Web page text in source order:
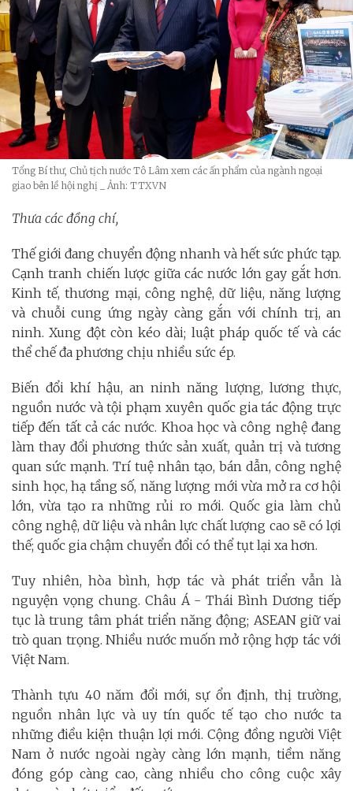
Tổng Bí thư, Chủ tịch nước Tô Lâm xem các ấn phẩm của ngành ngoại
giao bên lề hội nghị
_ Ảnh: TTXVN
Thưa các đồng chí,
Thế giới đang chuyển động nhanh và hết sức phức tạp.
Cạnh tranh chiến lược giữa các nước lớn gay gắt hơn.
Kinh tế, thương mại, công nghệ, dữ liệu, năng lượng
và chuỗi cung ứng ngày càng gắn với chính trị, an
ninh. Xung đột còn kéo dài; luật pháp quốc tế và các
thể chế đa phương chịu nhiều sức ép.
Biến đổi khí hậu, an ninh năng lượng, lương thực,
nguồn nước và tội phạm xuyên quốc gia tác động trực
tiếp đến tất cả các nước. Khoa học và công nghệ đang
làm thay đổi phương thức sản xuất, quản trị và tương
quan sức mạnh. Trí tuệ nhân tạo, bán dẫn, công nghệ
sinh học, hạ tầng số, năng lượng mới vừa mở ra cơ hội
lớn, vừa tạo ra những rủi ro mới. Quốc gia làm chủ
công nghệ, dữ liệu và nhân lực chất lượng cao sẽ có lợi
thế; quốc gia chậm chuyển đổi có thể tụt lại xa hơn.
Tuy nhiên, hòa bình, hợp tác và phát triển vẫn là
nguyện vọng chung. Châu Á - Thái Bình Dương tiếp
tục là trung tâm phát triển năng động; ASEAN giữ vai
trò quan trọng. Nhiều nước muốn mở rộng hợp tác với
Việt Nam.
Thành tựu 40 năm đổi mới, sự ổn định, thị trường,
nguồn nhân lực và uy tín quốc tế tạo cho nước ta
những điều kiện thuận lợi mới. Cộng đồng người Việt
Nam ở nước ngoài ngày càng lớn mạnh, tiềm năng
đóng góp càng cao, càng nhiều cho công cuộc xây